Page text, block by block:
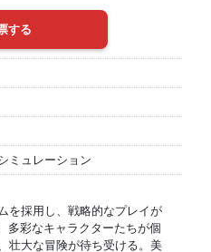
ミュレーション
を採用し、戦略的なプレイが
多彩なキャラクターたちが個
壮大な冒険が待ち受ける。美